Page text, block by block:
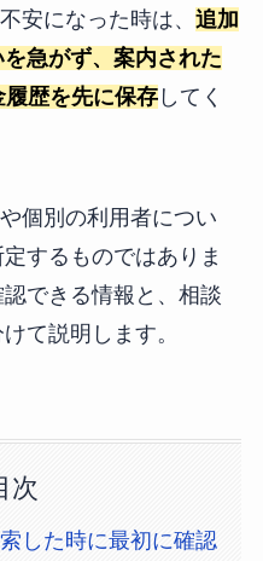
安になった時は、 追加
急がず、案内された
歴を先に保存してく
個別の利用者につい
するものではありま
できる情報と、相談
て説明します。
次
した時に最初に確認